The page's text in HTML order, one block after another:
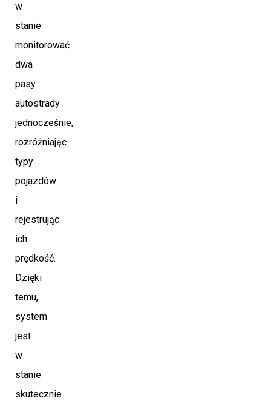
w
stanie
monitorować
dwa
pasy
autostrady
jednocześnie,
rozróżniając
typy
pojazdów
i
rejestrując
ich
prędkość.
Dzięki
temu,
system
jest
w
stanie
skutecznie